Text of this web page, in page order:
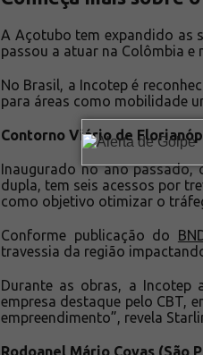
A Açotubo tem expandido as
passou a atuar na Colômbia
No Brasil, a Incotep é
para áreas como mobilidade
Contorno Viário de
Inaugurado no ano
dupla, tem seis acessos por
como objetivo otimizar o
Conforme publicação do
travessia da região
Durante as obras, a Incotep
empresa destaque pelo CBT,
empreendimento”, revela
Rodoanel Mário Covas (São